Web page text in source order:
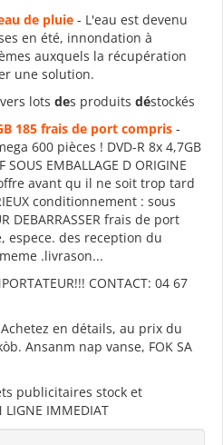
de pluie - L'eau est devenu
en été, innondation à
auxquels la récupération
une solution.
lots des produits déstockés
185 frais de port compris -
600 pièces ! DVD-R 8x 4,7GB
EMBALLAGE D ORIGINE
avant qu il ne soit trop tard
conditionnement : sous
DEBARRASSER frais de port
espece. des reception du
.livrason...
CONTACT: 04 67
en détails, au prix du
Ansanm nap vanse, FOK SA
publicitaires stock et
IMMEDIAT